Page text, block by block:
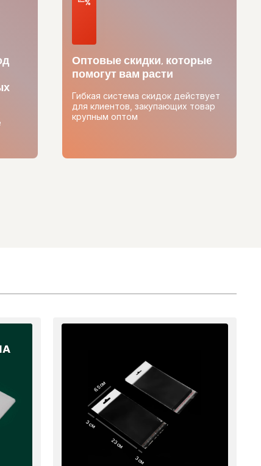
Оптовые скидки, которые
помогут вам расти
Гибкая система скидок действует
для клиентов, закупающих товар
крупным оптом
6.5 см
23 см
3 см
3 см